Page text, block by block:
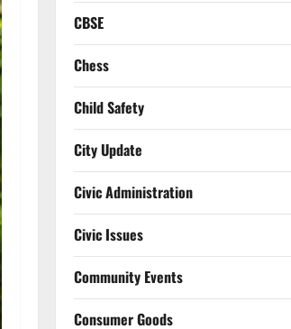
CBSE
Chess
Child Safety
City Update
Civic Administration
Civic Issues
Community Events
Consumer Goods